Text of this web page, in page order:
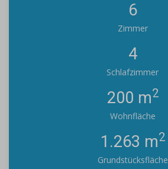
6
Zimmer
4
Schlafzimmer
200 m2
Wohnfläche
1.263 m2
Grundstücksfläche